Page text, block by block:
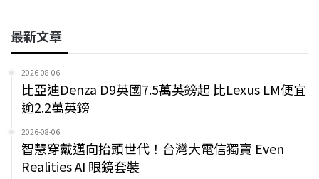
最新文章
2026-08-06
比亞迪Denza D9英國7.5萬英鎊起 比Lexus LM便宜
逾2.2萬英鎊
2026-08-06
智慧穿戴邁向抬頭世代！台灣大電信獨賣 Even
Realities AI 眼鏡套裝